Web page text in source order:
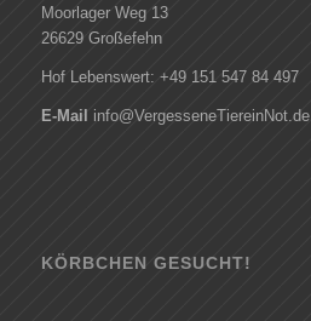
Moorlager Weg 13
26629 Großefehn
Hof Lebenswert: +49 151 547 84 497
E-Mail info@VergesseneTiereinNot.de
KÖRBCHEN GESUCHT!